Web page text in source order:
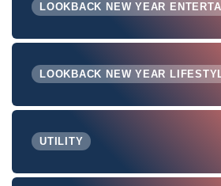
LOOKBACK NEW YEAR
LOOKBACK NEW YEAR
UTILITY